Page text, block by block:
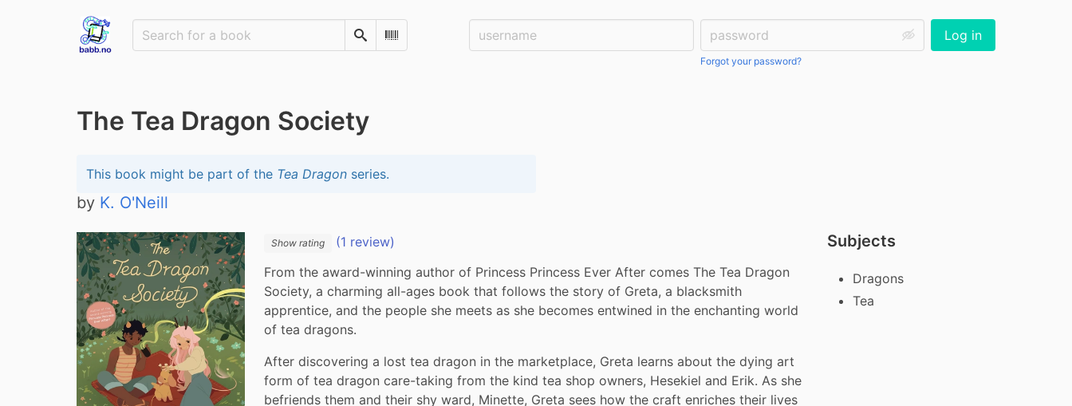
SearchScan Barcode
Username: Password:
Forgot your password?
Log in
The Tea Dragon Society
This book might be part of the Tea Dragon series.
by K. O'Neill
Show rating
(1 review)
From the award-winning author of Princess Princess Ever After comes The Tea Dragon
Society, a charming all-ages book that follows the story of Greta, a blacksmith
apprentice, and the people she meets as she becomes entwined in the enchanting world
of tea dragons.
After discovering a lost tea dragon in the marketplace, Greta learns about the dying art
form of tea dragon care-taking from the kind tea shop owners, Hesekiel and Erik. As she
befriends them and their shy ward, Minette, Greta sees how the craft enriches their lives
Subjects
Dragons
Tea